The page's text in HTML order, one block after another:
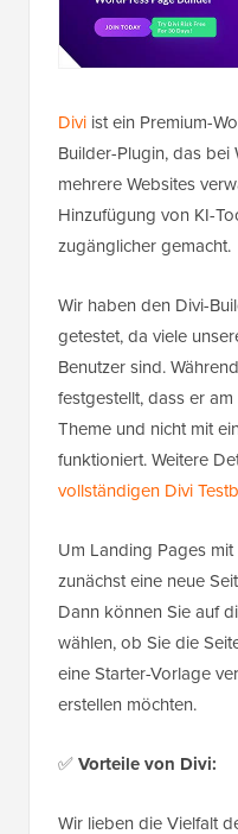
Divi ist ein Premium-
Builder-Plugin, das
mehrere Websites
Hinzufügung von KI-
zugänglicher gemacht.
Wir haben den Divi-
getestet, da viele
Benutzer sind.
festgestellt, dass er
Theme und nicht mit
funktioniert. Weitere
vollständigen Divi
Um Landing Pages
zunächst eine neue
Dann können Sie auf
wählen, ob Sie die
eine Starter-Vorlage
erstellen möchten.
✅Vorteile von Divi:
Wir lieben die Vielfalt